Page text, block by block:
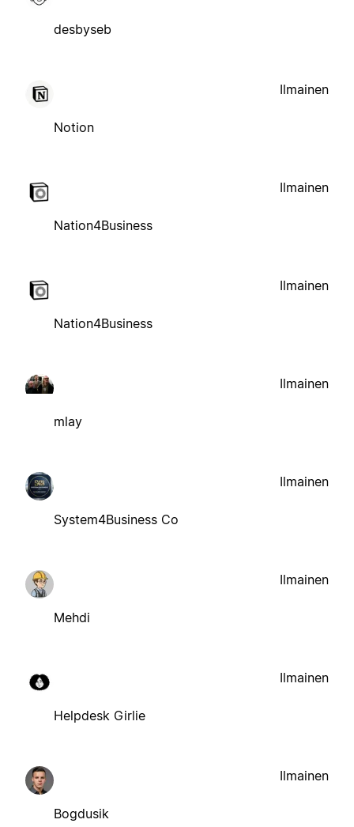
desbyseb
Notion
Ilmainen
Nation4Business
Ilmainen
Nation4Business
Ilmainen
mlay
Ilmainen
System4Business Co
Ilmainen
Mehdi
Ilmainen
Helpdesk Girlie
Ilmainen
Bogdusik
Ilmainen